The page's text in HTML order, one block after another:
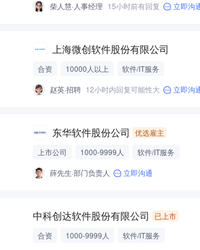
柴人慧·人事经理 15小时前有回复 立即沟
上海微创软件股份有限公司
合资 10000人以上
软件/IT服务
赵英·招聘 12小时内回复可能性大 立即沟
东华软件股份公司 优选雇主
上市公司
1000-9999人
软件/IT服务
薛先生·部门负责人
立即沟通
中科创达软件股份有限公司
已上市
合资
1000-9999人
软件/IT服务